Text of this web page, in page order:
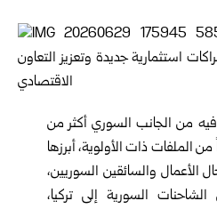
فيه من الجانب السوري أكثر من
من الملفات ذات الأولوية، أبرزها
الأعمال والسائقين السوريين،
السورية إلى تركيا،